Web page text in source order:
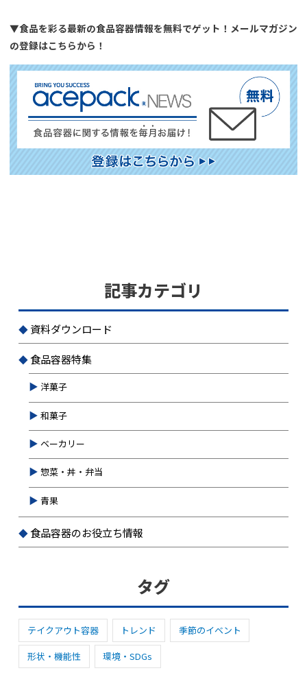
▼食品を彩る最新の食品容器情報を無料でゲット！メールマガジン
の登録はこちらから！
記事カテゴリ
資料ダウンロード
食品容器特集
洋菓子
和菓子
ベーカリー
惣菜・丼・弁当
青果
食品容器のお役立ち情報
タグ
テイクアウト容器 トレンド
季節のイベント
形状・機能性
環境・SDGs